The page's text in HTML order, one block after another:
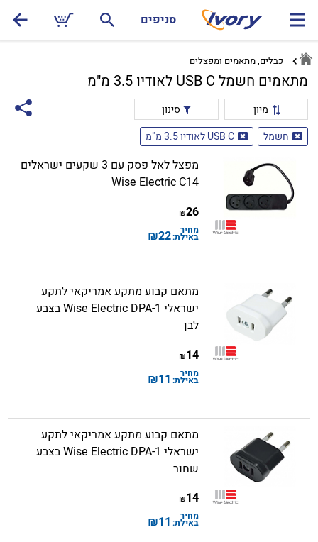
סניפים
כבלים, מתאמים ומפצלים
מתאמים חשמל USB C לאודיו 3.5 מ"מ
מיון
סינון
חשמל
USB C לאודיו 3.5 מ"מ
מפצל לאל פסק עם 3 שקעים ישראלים
Wise Electric C14
26
₪
מחיר
באילת:22
₪
מתאם קבוע מתקע אמריקאי לתקע
ישראלי Wise Electric DPA-1 בצבע
לבן
14
₪
מחיר
באילת: 11
₪
מתאם קבוע מתקע אמריקאי לתקע
ישראלי Wise Electric DPA-1 בצבע
שחור
14
₪
מחיר
באילת: 11
₪